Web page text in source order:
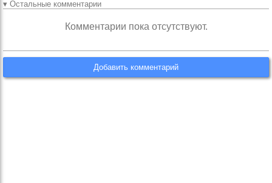
▾ Остальные комментарии
Комментарии пока отсутствуют.
Добавить комментарий